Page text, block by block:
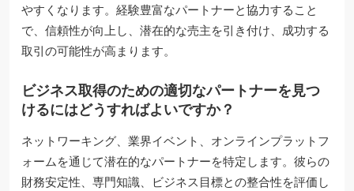
やすくなります。経験豊富なパートナーと協力すること
で、信頼性が向上し、潜在的な売主を引き付け、成功する
取引の可能性が高まります。
ビジネス取得のための適切なパートナーを見つ
けるにはどうすればよいですか？
ネットワーキング、業界イベント、オンラインプラットフ
ォームを通じて潜在的なパートナーを特定します。彼らの
財務安定性、専門知識、ビジネス目標との整合性を評価し